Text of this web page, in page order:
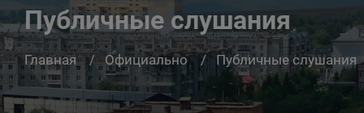
Публичные слушания
Главная Официально Публичные слушания